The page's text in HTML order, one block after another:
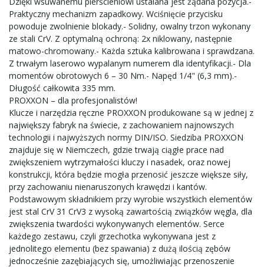
Praktyczny mechanizm zapadkowy. Wciśnięcie przycisku
powoduje zwolnienie blokady.- Solidny, owalny trzon wykonany
ze stali CrV. Z optymalną ochroną: 2x niklowany, następnie
matowo-chromowany.- Każda sztuka kalibrowana i sprawdzana.
Z trwałym laserowo wypalanym numerem dla identyfikacji.- Dla
momentów obrotowych 6 – 30 Nm.- Napęd 1/4" (6,3 mm).-
Długość całkowita 335 mm.
PROXXON – dla profesjonalistów!
Klucze i narzędzia ręczne PROXXON produkowane są w jednej z
największy fabryk na świecie, z zachowaniem najnowszych
technologii i najwyższych normy DIN/ISO. Siedziba PROXXON
znajduje się w Niemczech, gdzie trwają ciągłe prace nad
zwiększeniem wytrzymałości kluczy i nasadek, oraz nowej
konstrukcji, która będzie mogła przenosić jeszcze większe siły,
przy zachowaniu nienaruszonych krawędzi i kantów.
Podstawowym składnikiem przy wyrobie wszystkich elementów
jest stal CrV 31 CrV3 z wysoką zawartością związków węgla, dla
zwiększenia twardości wykonywanych elementów. Serce
każdego zestawu, czyli grzechotka wykonywana jest z
jednolitego elementu (bez spawania) z dużą ilością zębów
jednocześnie zazębiających się, umożliwiając przenoszenie